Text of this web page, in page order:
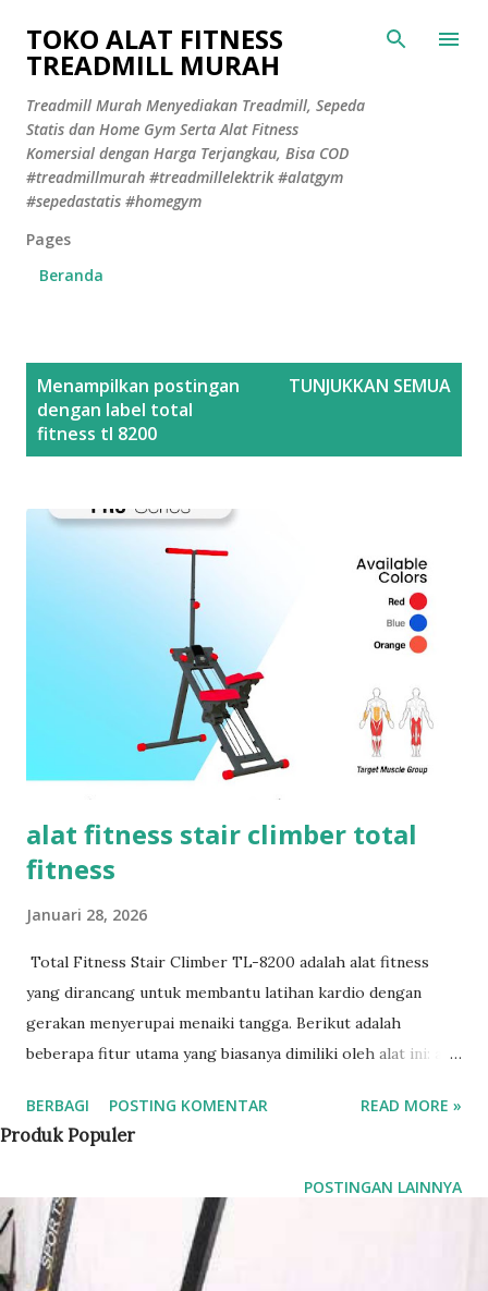
Langsung ke konten utama
TOKO ALAT FITNESS
TREADMILL MURAH
Treadmill Murah Menyediakan Treadmill, Sepeda
Statis dan Home Gym Serta Alat Fitness
Komersial dengan Harga Terjangkau, Bisa COD
#treadmillmurah #treadmillelektrik #alatgym
#sepedastatis #homegym
Pages
Beranda
Menampilkan postingan
dengan label total
fitness tl 8200
TUNJUKKAN SEMUA
alat fitness stair climber total
fitness
Januari 28, 2026
Total Fitness Stair Climber TL-8200 adalah alat fitness
yang dirancang untuk membantu latihan kardio dengan
gerakan menyerupai menaiki tangga. Berikut adalah
beberapa fitur utama yang biasanya dimiliki oleh alat ini: alat
tl 8200 Desain Ergonomis: Dilengkapi dengan pegangan
tangan yang nyaman untuk memberikan stabilitas selama
pilihan program latihan untuk meningkatkan kebugaran,
mulai dari pemanasan hingga latihan dengan intensitas
tinggi. Manfaat: - Melatih otot kaki, paha, dan gluteal secara
BERBAGI POSTING KOMENTAR READ MORE »
POSTINGAN LAINNYA
Produk Populer